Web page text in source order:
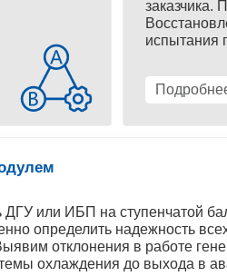
заказчика.
испытания
ДГУ или ИБП на ступенчатой
определить надежность
отклонения в работе
охлаждения до выхода в